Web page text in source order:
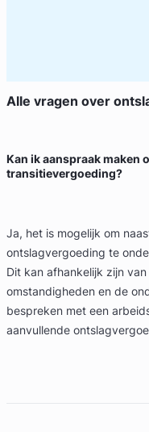
Alle vragen over
Kan ik aanspraak maken
transitievergoeding?
Ja, het is mogelijk om
ontslagvergoeding te
Dit kan afhankelijk zijn
omstandigheden en de
bespreken met een
aanvullende